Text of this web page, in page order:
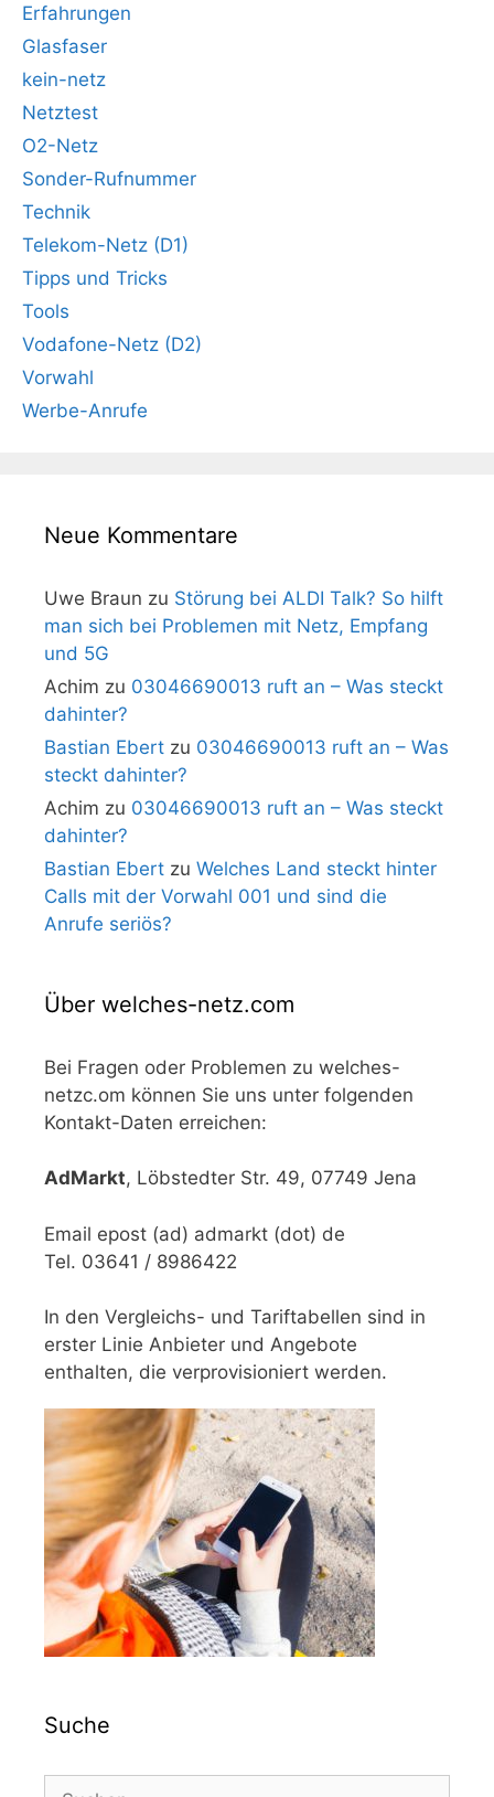
Erfahrungen
Glasfaser
kein-netz
Netztest
O2-Netz
Sonder-Rufnummer
Technik
Telekom-Netz (D1)
Tipps und Tricks
Tools
Vodafone-Netz (D2)
Vorwahl
Werbe-Anrufe
Neue Kommentare
Uwe Braun zu Störung bei ALDI Talk? So hilft
man sich bei Problemen mit Netz, Empfang
und 5G
Achim zu 03046690013 ruft an – Was steckt
dahinter?
Bastian Ebert zu 03046690013 ruft an – Was
steckt dahinter?
Achim zu 03046690013 ruft an – Was steckt
dahinter?
Bastian Ebert zu Welches Land steckt hinter
Calls mit der Vorwahl 001 und sind die
Anrufe seriös?
Über welches-netz.com
Bei Fragen oder Problemen zu welches-
netzc.om können Sie uns unter folgenden
Kontakt-Daten erreichen:
AdMarkt, Löbstedter Str. 49, 07749 Jena
Email epost (ad) admarkt (dot) de
Tel. 03641 / 8986422
In den Vergleichs- und Tariftabellen sind in
erster Linie Anbieter und Angebote
enthalten, die verprovisioniert werden.
Suche
Suchen